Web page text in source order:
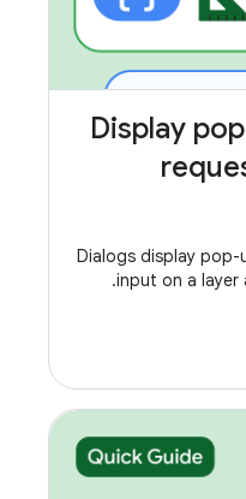
Display
Dialogs display pop-
input on a layer